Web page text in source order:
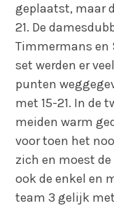
geplaatst, maar
21. De
Timmermans en
set werden er
punten
met 15-21. In de
meiden warm
voor toen het
zich en moest
ook de enkel en
team 3 gelijk